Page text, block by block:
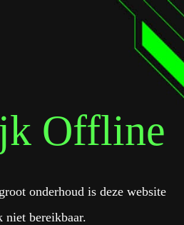
Offline
onderhoud is deze website
bereikbaar.